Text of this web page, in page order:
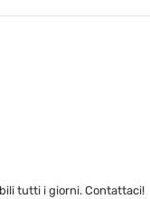
tutti i giorni. Contattaci!